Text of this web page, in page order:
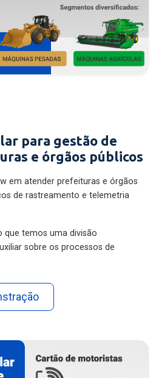
para gestão de
e órgãos públicos
em atender prefeituras e órgãos
de rastreamento e telemetria
que temos uma divisão
sobre os processos de